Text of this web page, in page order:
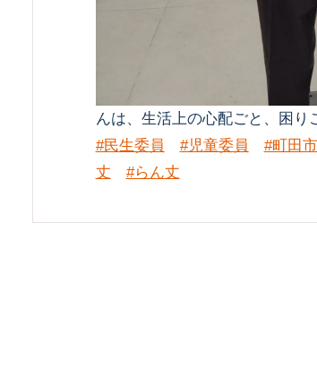
んは、生活上の心配ごと、困り
#民生委員
#児童委員 #町田市
丈
#らん丈